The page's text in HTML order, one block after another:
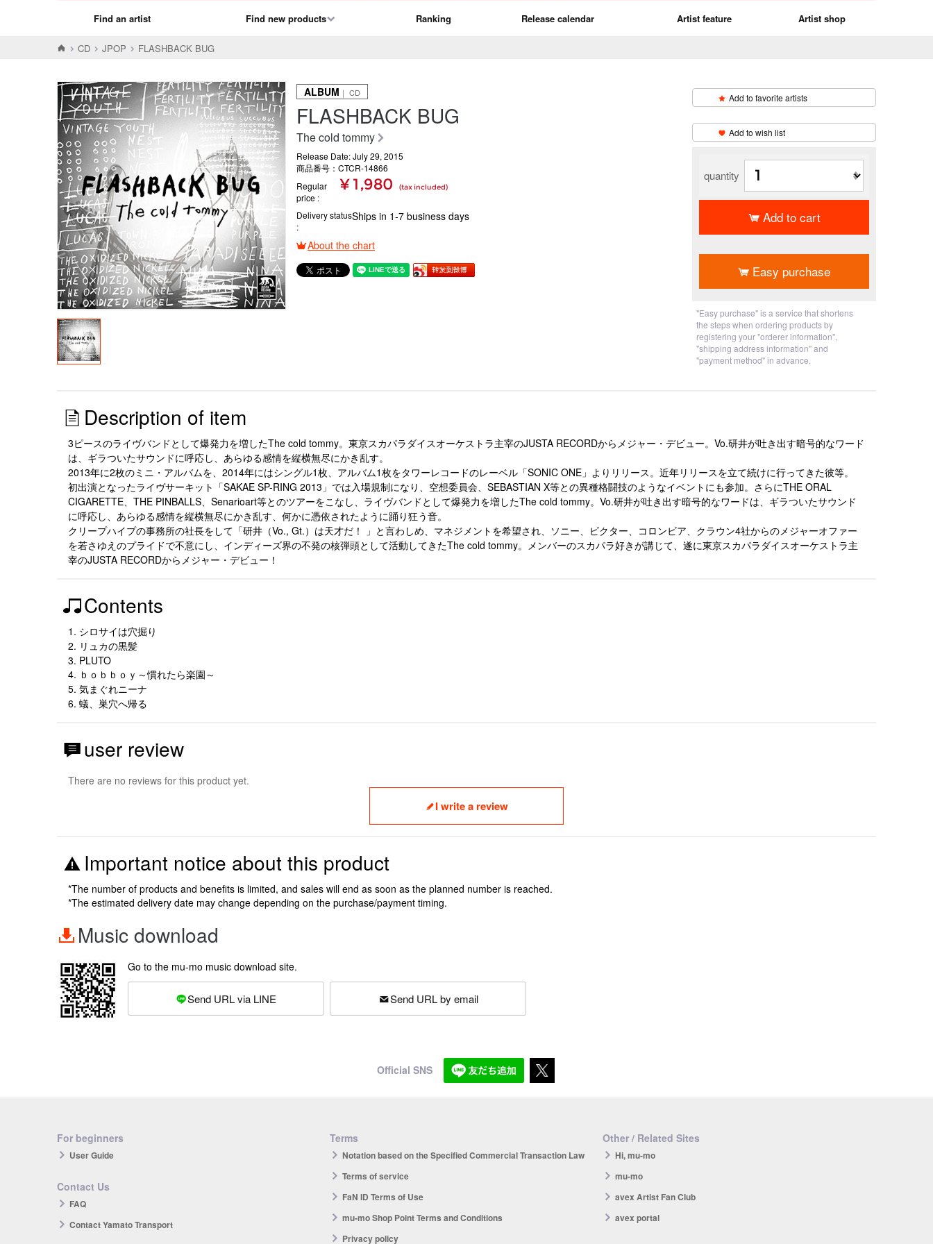
Find an artist Find new products Ranking Release calendar Artist feature Artist shop
CD JPOP FLASHBACK BUG
ALBUM ｜ CD
FLASHBACK BUG
The cold tommy
Release Date: July 29, 2015
商品番号：CTCR-14866
Regular
price
¥ 1,980 (tax included)
Delivery statusShips in 1-7 business days
About the chart
Add to favorite artists
Add to wish list
quantity
Add to cart
Easy purchase
"Easy purchase" is a service that shortens
the steps when ordering products by
registering your "orderer information",
"shipping address information" and
"payment method" in advance.
Description of item
3ピースのライヴバンドとして爆発力を増したThe cold tommy。東京スカパラダイスオーケストラ主宰のJUSTA RECORDからメジャー・デビュー。Vo.研井が吐き出す暗号的なワード
は、ギラついたサウンドに呼応し、あらゆる感情を縦横無尽にかき乱す。
2013年に2枚のミニ・アルバムを、2014年にはシングル1枚、アルバム1枚をタワーレコードのレーベル「SONIC ONE」よりリリース。近年リリースを立て続けに行ってきた彼等。
初出演となったライヴサーキット「SAKAE SP-RING 2013」では入場規制になり、空想委員会、SEBASTIAN X等との異種格闘技のようなイベントにも参加。さらにTHE ORAL
CIGARETTE、THE PINBALLS、Senarioart等とのツアーをこなし、ライヴバンドとして爆発力を増したThe cold tommy。Vo.研井が吐き出す暗号的なワードは、ギラついたサウンド
に呼応し、あらゆる感情を縦横無尽にかき乱す、何かに憑依されたように踊り狂う音。
クリープハイプの事務所の社長をして「研井（Vo., Gt.）は天才だ！ 」と言わしめ、マネジメントを希望され、ソニー、ビクター、コロンビア、クラウン4社からのメジャーオファー
を若さゆえのプライドで不意にし、インディーズ界の不発の核弾頭として活動してきたThe cold tommy。メンバーのスカパラ好きが講じて、遂に東京スカパラダイスオーケストラ主
宰のJUSTA RECORDからメジャー・デビュー！
Contents
1. シロサイは穴掘り
2. リュカの黒髪
3. PLUTO
4. ｂｏｂｂｏｙ～慣れたら楽園～
5. 気まぐれニーナ
6. 蟻、巣穴へ帰る
user review
There are no reviews for this product yet.
I write a review
Important notice about this product
*The number of products and benefits is limited, and sales will end as soon as the planned number is reached.
*The estimated delivery date may change depending on the purchase/payment timing.
Music download
Go to the mu-mo music download site.
Send URL via LINE Send URL by email
Official SNS
For beginners
User Guide
Contact Us
FAQ
Contact Yamato Transport
Terms
Notation based on the Specified Commercial Transaction Law
Terms of service
FaN ID Terms of Use
mu-mo Shop Point Terms and Conditions
Privacy policy
Other / Related Sites
Hi, mu-mo
mu-mo
avex Artist Fan Club
avex portal